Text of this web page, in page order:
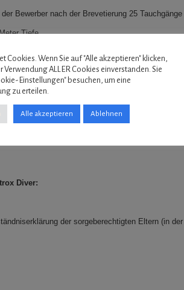
Bewerber nach der Brevetierung 25
Tiefe.
werden empfohlen
Diver:
der sorgeberechtigten Eltern (in
Cookies. Wenn Sie auf "Alle akzeptieren" klicken,
Verwendung ALLER Cookies einverstanden. Sie
Einstellungen" besuchen, um eine
zu erteilen.
Alle akzeptieren Ablehnen